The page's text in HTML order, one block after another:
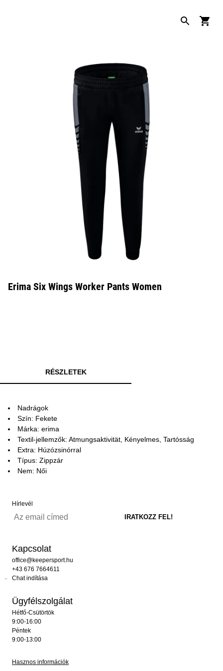
Erima Six Wings Worker Pants Women
RÉSZLETEK
Nadrágok
Szín: Fekete
Márka: erima
Textil-jellemzők: Atmungsaktivität, Kényelmes, Tartósság
Extra: Húzózsinórral
Típus: Zippzár
Nem: Női
Hírlevél
Kapcsolat
office@keepersport.hu
+43 676 7664611
Chat indítása
Ügyfélszolgálat
Hétfő-Csütörtök
9:00-16:00
Péntek
9:00-13:00
Hasznos információk